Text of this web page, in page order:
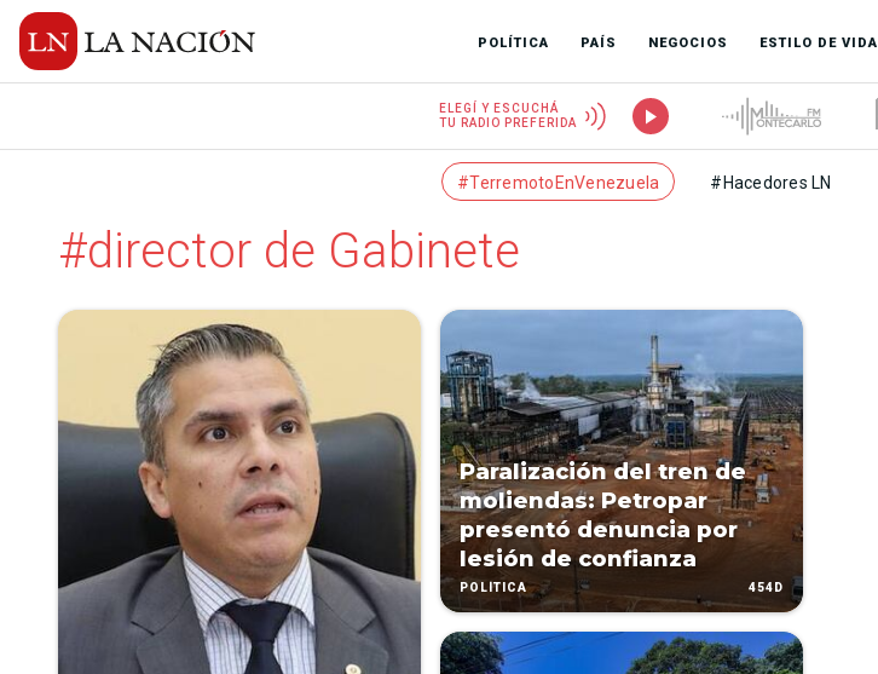
POLÍTICA PAÍS NEGOCIOS ESTILO DE VIDA
ELEGÍ Y ESCUCHÁ
TU RADIO PREFERIDA
#TerremotoEnVenezuela #Hacedores LN
#director de Gabinete
Paralización del tren de
moliendas: Petropar
presentó denuncia por
lesión de confianza
POLÍTICA 454D